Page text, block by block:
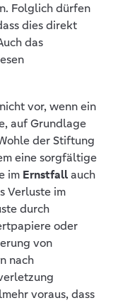
Folglich dürfen
dies direkt
das
vor, wenn ein
auf Grundlage
der Stiftung
eine sorgfältige
im Ernstfallauch
Verluste im
durch
oder
von
nach
voraus, dass